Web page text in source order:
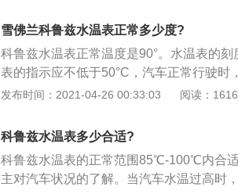
传感器导线接线不良或断路；4、供给水温
雪佛兰科鲁兹水温表正常多少度?
科鲁兹水温表正常温度是90°。水温表的
表的指示应不低于50°C，汽车正常行驶时
之间。水温过高对发动机的影响如下：1、
损加剧，导致发动机寿命降低；3、汽缸垫
和气道的互流，机油流进水箱，水流进发
发布时间：2021-04-26 00:33:03 阅读：1616
科鲁兹水温表多少合适?
科鲁兹水温表的正常范围85℃-100℃内合
主对汽车状况的了解。当汽车水温过高时